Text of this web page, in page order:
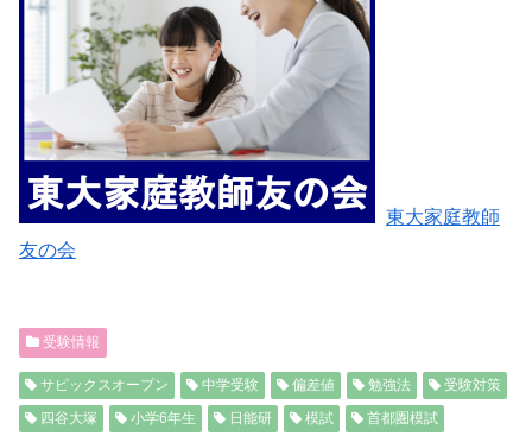
東大家庭教師
友の会
受験情報
サピックスオープン 中学受験 偏差値 勉強法
受験対策
四谷大塚
小学6年生 日能研 模試 首都圏模試